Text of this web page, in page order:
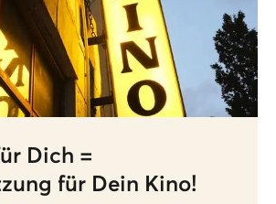
Dich =
für Dein Kino!